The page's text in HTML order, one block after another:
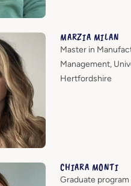
MARZIA MILAN
Master in
Management,
Hertfordshire
CHIARA MONTI
Graduate